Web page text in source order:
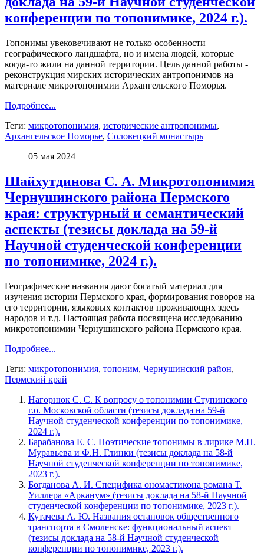
конференции по топонимике, 2024 г.).
Топонимы увековечивают не только особенности
географического ландшафта, но и имена людей, которые
когда-то жили на данной территории. Цель данной работы -
реконструкция мирских исторических антропонимов на
материале микротопонимии Архангельского Поморья.
Подробнее...
Теги: микротопонимия, исторические антропонимы,
Архангельское Поморье, Соловецкий монастырь
05 мая 2024
Шайхутдинова С. А. Микротопонимия
Чернушинского района Пермского
края: структурный и семантический
аспекты (тезисы доклада на 59-й
Научной студенческой конференции
по топонимике, 2024 г.).
Географические названия дают богатый материал для
изучения истории Пермского края, формирования говоров на
его территории, языковых контактов проживающих здесь
народов и т.д. Настоящая работа посвящена исследованию
микротопонимии Чернушинского района Пермского края.
Подробнее...
Теги: микротопонимия, топоним, Чернушинский район,
Пермский край
Нагорнюк С. С. К вопросу о топонимии Ступинского
г.о. Московской области (тезисы доклада на 59-й
Научной студенческой конференции по топонимике,
2024 г.).
Барабанова Е. С. Поэтические топонимы в лирике М.Н.
Муравьева и Ф.Н. Глинки (тезисы доклада на 58-й
Научной студенческой конференции по топонимике,
2023 г.).
Богданова А. И. Специфика ономастикона романа Т.
Уиллера «Арканум» (тезисы доклада на 58-й Научной
студенческой конференции по топонимике, 2023 г.).
Кутачева А. Ю. Названия остановок общественного
транспорта в Смоленске: функциональный аспект
(тезисы доклада на 58-й Научной студенческой
конференции по топонимике, 2023 г.).